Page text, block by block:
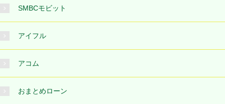
SMBCモビット
アイフル
アコム
おまとめローン